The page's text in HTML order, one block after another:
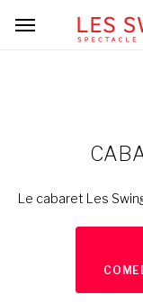
Le cabaret Les